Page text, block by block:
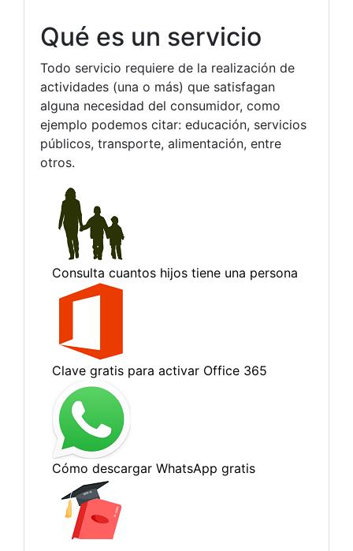
Qué es un servicio
Todo servicio requiere de la realización de
actividades (una o más) que satisfagan
alguna necesidad del consumidor, como
ejemplo podemos citar: educación, servicios
públicos, transporte, alimentación, entre
otros.